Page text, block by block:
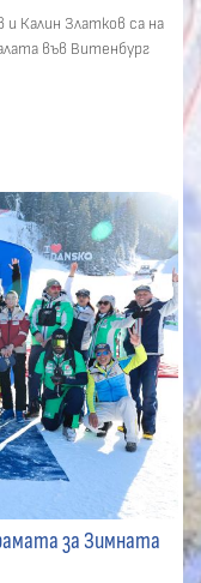
Калин Златков са на
във Витенбург
за Зимната